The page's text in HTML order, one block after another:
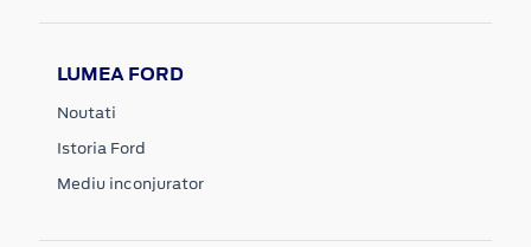
LUMEA FORD
Noutati
Istoria Ford
Mediu inconjurator